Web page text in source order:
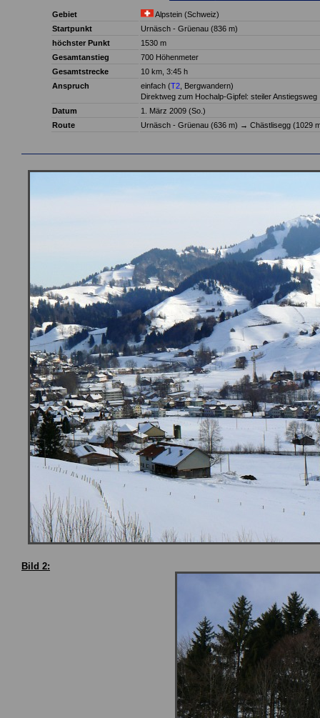
Gebiet
Alpstein (Schweiz)
Startpunkt
Urnäsch - Grüenau (836 m)
höchster Punkt
1530 m
Gesamtanstieg
700 Höhenmeter
Gesamtstrecke
10 km, 3:45 h
Anspruch
einfach (T2 , Bergwandern)
Direktweg zum Hochalp-Gipfel: steiler Anstiegsweg
Datum
1. März 2009 (So.)
Route
Urnäsch - Grüenau (636 m) → Chästlisegg (1029
Bild 2: